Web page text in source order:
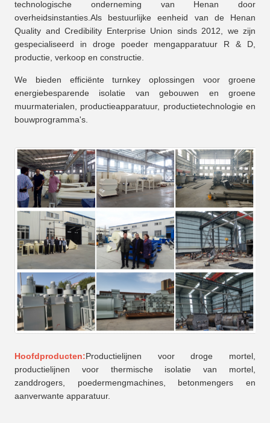
technologische onderneming van Henan door
overheidsinstanties.Als bestuurlijke eenheid van de Henan
Quality and Credibility Enterprise Union sinds 2012, we zijn
gespecialiseerd in droge poeder mengapparatuur R & D,
productie, verkoop en constructie.
We bieden efficiënte turnkey oplossingen voor groene
energiebesparende isolatie van gebouwen en groene
muurmaterialen, productieapparatuur, productietechnologie en
bouwprogramma's.
Hoofdproducten:Productielijnen voor droge mortel,
productielijnen voor thermische isolatie van mortel,
zanddrogers, poedermengmachines, betonmengers en
aanverwante apparatuur.